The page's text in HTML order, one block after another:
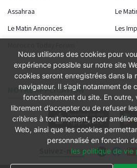
Suivez-nous
Assahraa
Le
Le Matin Annonces
Les
NOTRE APPLICATION
Nous utilisons des cookies pour
expérience possible sur notre site
cookies seront enregistrées dans la
navigateur. Il s’agit notamment de
fonctionnement du site. En
librement d’accepter ou de refuser
critères à tout moment, pour
Web, ainsi que les cookies
personnalisé en fonction
les politique de vie